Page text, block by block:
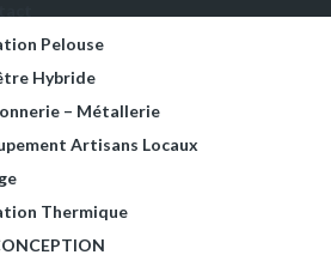
Pelouse
Hybride
– Métallerie
Artisans Locaux
Thermique